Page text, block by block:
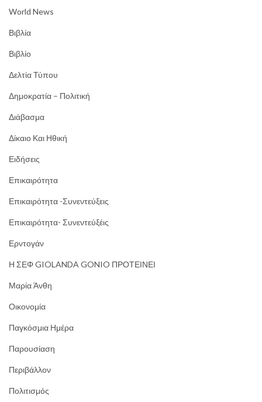
World News
Βιβλία
Βιβλίο
Δελτία Τύπου
Δημοκρατία – Πολιτική
Διάβασμα
Δίκαιο Και Ηθική
Ειδήσεις
Επικαιρότητα
Επικαιρότητα -Συνεντεύξεις
Επικαιρότητα- Συνεντεύξέις
Ερντογάν
Η ΣΕΦ GIOLANDA GONIO ΠΡΟΤΕΙΝΕΙ
Μαρία Άνθη
Οικονομία
Παγκόσμια Ημέρα
Παρουσίαση
Περιβάλλον
Πολιτισμός